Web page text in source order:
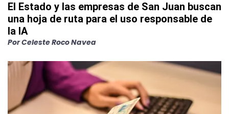
El Estado y las empresas de San Juan buscan
una hoja de ruta para el uso responsable de
la IA
PorCeleste Roco Navea